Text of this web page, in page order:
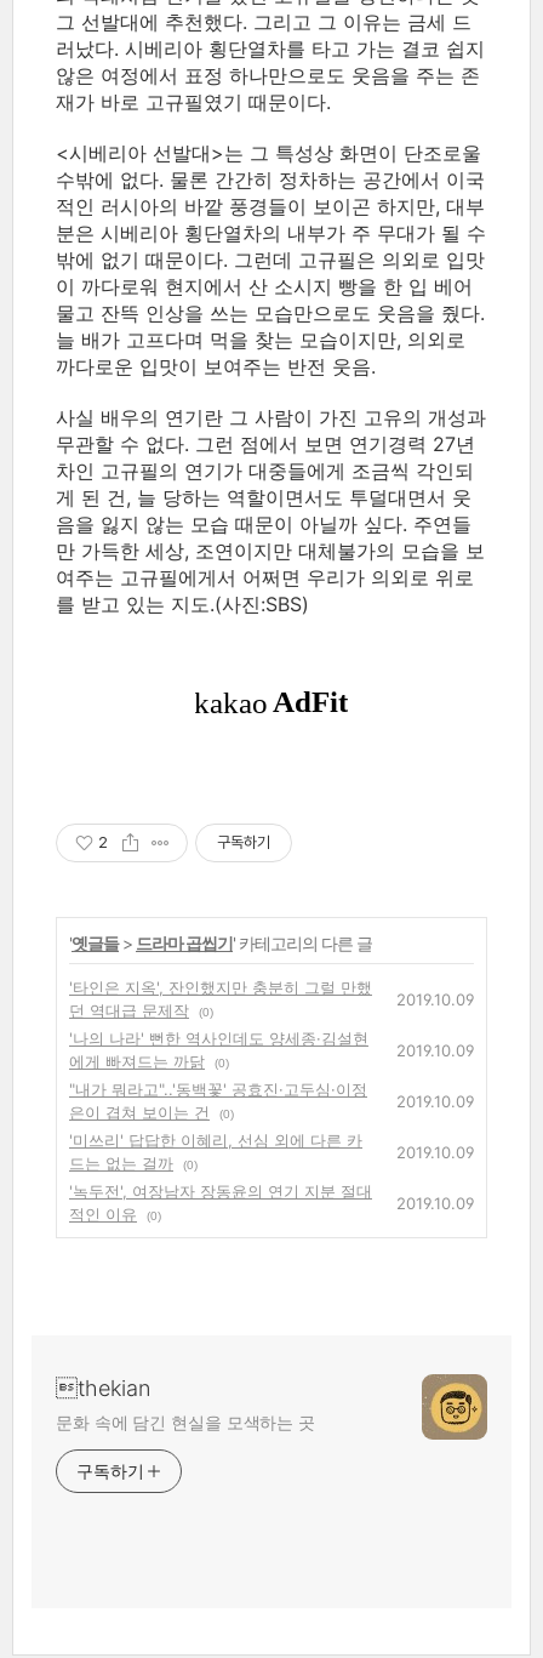
그 선발대에 추천했다. 그리고 그 이유는 금세 드
러났다. 시베리아 횡단열차를 타고 가는 결코 쉽지
않은 여정에서 표정 하나만으로도 웃음을 주는 존
재가 바로 고규필였기 때문이다.
<시베리아 선발대>는 그 특성상 화면이 단조로울
수밖에 없다. 물론 간간히 정차하는 공간에서 이국
적인 러시아의 바깥 풍경들이 보이곤 하지만, 대부
분은 시베리아 횡단열차의 내부가 주 무대가 될 수
밖에 없기 때문이다. 그런데 고규필은 의외로 입맛
이 까다로워 현지에서 산 소시지 빵을 한 입 베어
물고 잔뜩 인상을 쓰는 모습만으로도 웃음을 줬다.
늘 배가 고프다며 먹을 찾는 모습이지만, 의외로
까다로운 입맛이 보여주는 반전 웃음.
사실 배우의 연기란 그 사람이 가진 고유의 개성과
무관할 수 없다. 그런 점에서 보면 연기경력 27년
차인 고규필의 연기가 대중들에게 조금씩 각인되
게 된 건, 늘 당하는 역할이면서도 투덜대면서 웃
음을 잃지 않는 모습 때문이 아닐까 싶다. 주연들
만 가득한 세상, 조연이지만 대체불가의 모습을 보
여주는 고규필에게서 어쩌면 우리가 의외로 위로
를 받고 있는 지도.(사진:SBS)
2 구독하기
'옛글들> 드라마 곱씹기' 카테고리의 다른 글
'타인은 지옥', 잔인했지만 충분히 그럴 만했
던 역대급 문제작
(0)
2019.10.09
'나의 나라' 뻔한 역사인데도 양세종·김설현
에게 빠져드는 까닭
(0)
2019.10.09
"내가 뭐라고"..'동백꽃' 공효진·고두심·이정
은이 겹쳐 보이는 건
(0)
2019.10.09
'미쓰리' 답답한 이혜리, 선심 외에 다른 카
드는 없는 걸까
(0)
2019.10.09
'녹두전', 여장남자 장동윤의 연기 지분 절대
적인 이유
(0)
2019.10.09
thekian
문화 속에 담긴 현실을 모색하는 곳
구독하기